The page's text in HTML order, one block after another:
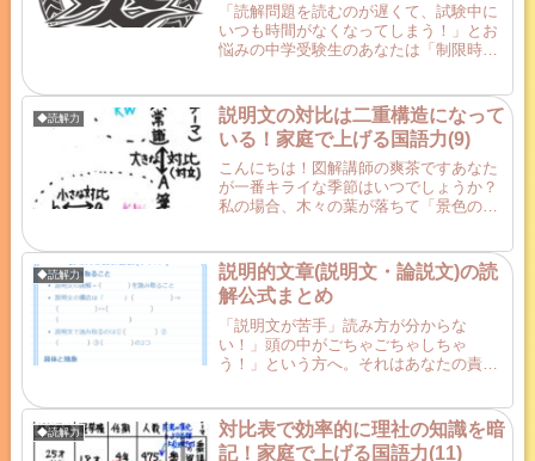
「読解問題を読むのが遅くて、試験中に
いつも時間がなくなってしまう！」とお
悩みの中学受験生のあなたは「制限時間
制限時間があるのは試験の宿命…時間内
に解けるように読むスピー...
◆読解力
説明文の対比は二重構造になって
いる！家庭で上げる国語力(9)
こんにちは！図解講師の爽茶ですあなた
が一番キライな季節はいつでしょうか？
私の場合、木々の葉が落ちて「景色の色
上げる」シリーズです。今回は、説明的
文章の三大構造の最後の一つ...
◆読解力
説明的文章(説明文・論説文)の読
解公式まとめ
「説明文が苦手」読み方が分からな
い！」頭の中がごちゃごちゃしちゃ
う！」という方へ。それはあなたの責任
も、この記事を見つけたあなたはラッキ
ーですよ！東大卒講師歴20年の図...
◆読解力
対比表で効率的に理社の知識を暗
記！家庭で上げる国語力(11)